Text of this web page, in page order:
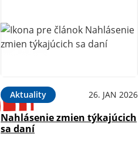
Aktuality 26. JAN 2026
Nahlásenie zmien týkajúcich
sa daní